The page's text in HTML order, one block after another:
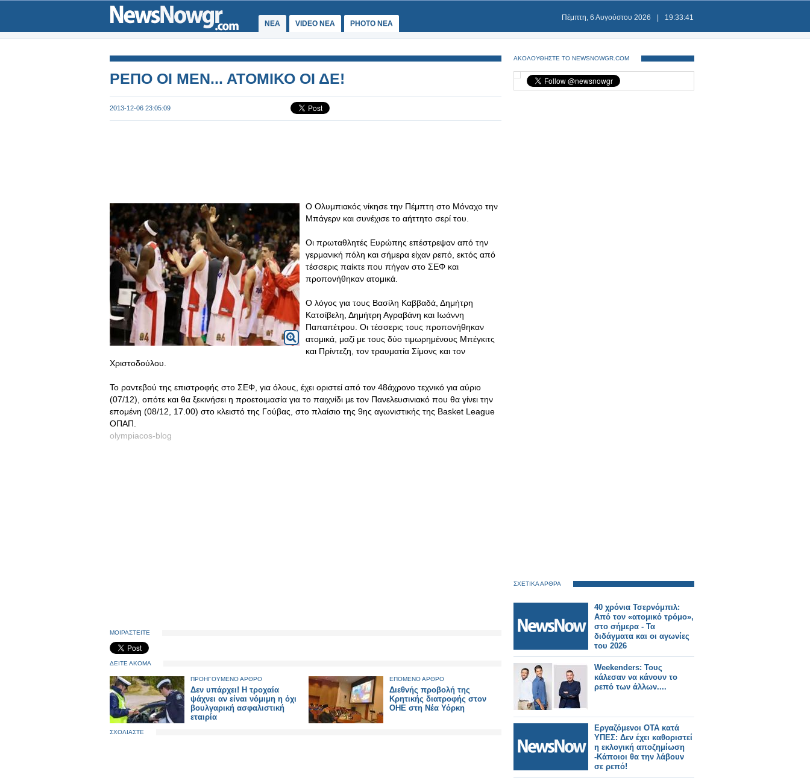
ΝΕΑ VIDEO NEA PHOTO NEA
Πέμπτη, 6 Αυγούστου 2026 19:33:41
ΡΕΠΟ ΟΙ ΜΕΝ... ΑΤΟΜΙΚΟ ΟΙ ΔΕ!
2013-12-06 23:05:09
Ο Ολυμπιακός νίκησε την Πέμπτη στο Μόναχο την
Μπάγερν και συνέχισε το αήττητο σερί του.
Οι πρωταθλητές Ευρώπης επέστρεψαν από την
γερμανική πόλη και σήμερα είχαν ρεπό, εκτός από
τέσσερις παίκτε που πήγαν στο ΣΕΦ και
προπονήθηκαν ατομικά.
Ο λόγος για τους Βασίλη Καββαδά, Δημήτρη
Κατσίβελη, Δημήτρη Αγραβάνη και Ιωάννη
Παπαπέτρου. Οι τέσσερις τους προπονήθηκαν
ατομικά, μαζί με τους δύο τιμωρημένους Μπέγκιτς
και Πρίντεζη, τον τραυματία Σίμονς και τον
Χριστοδούλου.
Το ραντεβού της επιστροφής στο ΣΕΦ, για όλους, έχει οριστεί από τον 48άχρονο τεχνικό για αύριο
(07/12), οπότε και θα ξεκινήσει η προετοιμασία για το παιχνίδι με τον Πανελευσινιακό που θα γίνει την
επομένη (08/12, 17.00) στο κλειστό της Γούβας, στο πλαίσιο της 9ης αγωνιστικής της Basket League
ΟΠΑΠ.
olympiacos-blog
ΜΟΙΡΑΣΤΕΙΤΕ
ΔΕΙΤΕ ΑΚΟΜΑ
ΠΡΟΗΓΟΥΜΕΝΟ ΑΡΘΡΟ
Δεν υπάρχει! Η τροχαία
ψάχνει αν είναι νόμιμη η όχι
βουλγαρική ασφαλιστική
εταιρία
ΕΠΟΜΕΝΟ ΑΡΘΡΟ
Διεθνής προβολή της
Κρητικής διατροφής στον
ΟΗΕ στη Νέα Υόρκη
ΣΧΟΛΙΑΣΤΕ
ΑΚΟΛΟΥΘΗΣΤΕ ΤΟ NEWSNOWGR.COM
ΣΧΕΤΙΚΑ ΑΡΘΡΑ
40 χρόνια Τσερνόμπιλ:
Από τον «ατομικό τρόμο»,
στο σήμερα - Τα
διδάγματα και οι αγωνίες
του 2026
Weekenders: Τους
κάλεσαν να κάνουν το
ρεπό των άλλων....
Εργαζόμενοι ΟΤΑ κατά
ΥΠΕΣ: Δεν έχει καθοριστεί
η εκλογική αποζημίωση
-Κάποιοι θα την λάβουν
σε ρεπό!